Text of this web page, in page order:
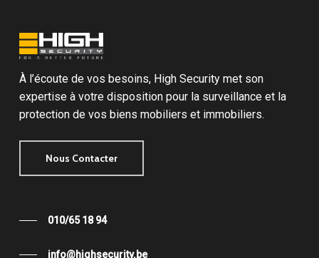
À l’écoute de vos besoins, High Security met son
expertise à votre disposition pour la surveillance et la
protection de vos biens mobiliers et immobiliers.
Nous Contacter
010/65 18 94
info@highsecurity.be